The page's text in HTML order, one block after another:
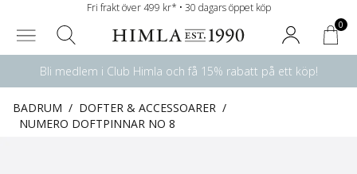
Fri frakt över 499 kr* • 30 dagars öppet köp
0
Bli medlem i Club Himla och få 15% rabatt på ett köp!
BADRUM / DOFTER & ACCESSOARER /
NUMERO DOFTPINNAR NO 8